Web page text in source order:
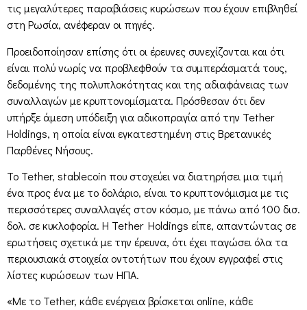
τις μεγαλύτερες παραβιάσεις κυρώσεων που έχουν επιβληθεί
στη Ρωσία, ανέφεραν οι πηγές.
Προειδοποίησαν επίσης ότι οι έρευνες συνεχίζονται και ότι
είναι πολύ νωρίς να προβλεφθούν τα συμπεράσματά τους,
δεδομένης της πολυπλοκότητας και της αδιαφάνειας των
συναλλαγών με κρυπτονομίσματα. Πρόσθεσαν ότι δεν
υπήρξε άμεση υπόδειξη για αδικοπραγία από την Tether
Holdings, η οποία είναι εγκατεστημένη στις Βρετανικές
Παρθένες Νήσους.
Το Tether, stablecoin που στοχεύει να διατηρήσει μια τιμή
ένα προς ένα με το δολάριο, είναι το κρυπτονόμισμα με τις
περισσότερες συναλλαγές στον κόσμο, με πάνω από 100 δισ.
δολ. σε κυκλοφορία. Η Tether Holdings είπε, απαντώντας σε
ερωτήσεις σχετικά με την έρευνα, ότι έχει παγώσει όλα τα
περιουσιακά στοιχεία οντοτήτων που έχουν εγγραφεί στις
λίστες κυρώσεων των ΗΠΑ.
«Με το Tether, κάθε ενέργεια βρίσκεται online, κάθε